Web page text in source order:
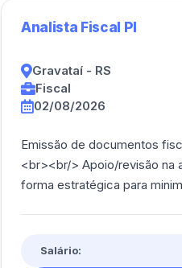
Analista Fiscal Pl
Gravataí - RS
Fiscal
02/08/2026
Emissão de documentos
<br><br/> Apoio/revisão na
forma estratégica para
Salário: